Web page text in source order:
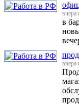
вчера
в
вчера